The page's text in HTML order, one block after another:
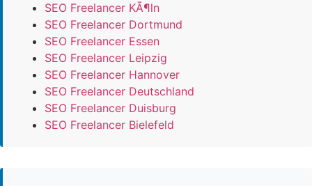
SEO Freelancer KÃ¶ln
SEO Freelancer Dortmund
SEO Freelancer Essen
SEO Freelancer Leipzig
SEO Freelancer Hannover
SEO Freelancer Deutschland
SEO Freelancer Duisburg
SEO Freelancer Bielefeld